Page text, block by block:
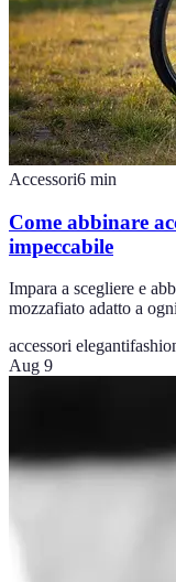
Accessori6 min
Come abbinare
impeccabile
Impara a scegliere e
mozzafiato adatto a
accessori eleganti
Aug 9